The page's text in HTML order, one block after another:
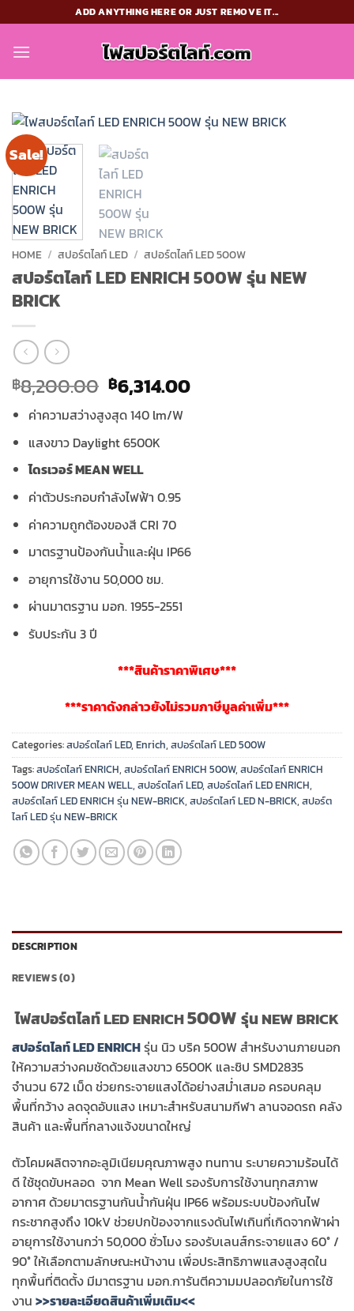
to
content
ADD ANYTHING HERE OR JUST REMOVE IT...
Sale!
HOME / สปอร์ตไลท์ LED / สปอร์ตไลท์ LED 500W
สปอร์ตไลท์ LED ENRICH 500W รุ่น NEW
BRICK
฿8,200.00 Original
price
was:
฿8,200.00.
฿6,314.00Current
ค่าความสว่างสูงสุด 140 lm/W
แสงขาว Daylight 6500K
ไดรเวอร์ MEAN WELL
ค่าตัวประกอบกำลังไฟฟ้า 0.95
ค่าความถูกต้องของสี CRI 70
มาตรฐานป้องกันน้ำและฝุ่น IP66
อายุการใช้งาน 50,000 ชม.
ผ่านมาตรฐาน มอก. 1955-2551
รับประกัน 3 ปี
***สินค้าราคาพิเศษ***
***ราคาดังกล่าวยังไม่รวมภาษีมูลค่าเพิ่ม***
Categories:สปอร์ตไลท์ LED, Enrich, สปอร์ตไลท์ LED 500W
Tags:สปอร์ตไลท์ ENRICH, สปอร์ตไลท์ ENRICH 500W, สปอร์ตไลท์ ENRICH
500W DRIVER MEAN WELL, สปอร์ตไลท์ LED, สปอร์ตไลท์ LED ENRICH,
สปอร์ตไลท์ LED ENRICH รุ่น NEW-BRICK, สปอร์ตไลท์ LED N-BRICK, สปอร์ต
ไลท์ LED รุ่น NEW-BRICK
DESCRIPTION
REVIEWS (0)
ไฟสปอร์ตไลท์ LED ENRICH500W รุ่น NEW BRICK
สปอร์ตไลท์ LED ENRICHรุ่น นิว บริค 500W สำหรับงานภายนอก
ให้ความสว่างคมชัดด้วยแสงขาว 6500K และชิป SMD2835
จำนวน 672 เม็ด ช่วยกระจายแสงได้อย่างสม่ำเสมอ ครอบคลุม
พื้นที่กว้าง ลดจุดอับแสง เหมาะสำหรับสนามกีฬา ลานจอดรถ คลัง
สินค้า และพื้นที่กลางแจ้งขนาดใหญ่
ตัวโคมผลิตจากอะลูมิเนียมคุณภาพสูง ทนทาน ระบายความร้อนได้
ดี ใช้ชุดขับหลอด จาก Mean Well รองรับการใช้งานทุกสภาพ
อากาศ ด้วยมาตรฐานกันน้ำกันฝุ่น IP66 พร้อมระบบป้องกันไฟ
กระชากสูงถึง 10kV ช่วยปกป้องจากแรงดันไฟเกินที่เกิดจากฟ้าผ่า
อายุการใช้งานกว่า 50,000 ชั่วโมง รองรับเลนส์กระจายแสง 60° /
90° ให้เลือกตามลักษณะหน้างาน เพื่อประสิทธิภาพแสงสูงสุดใน
ทุกพื้นที่ติดตั้ง มีมาตรฐาน มอก.การันตีความมปลอดภัยในการใช้
งาน >>รายละเอียดสินค้าเพิ่มเติม<<